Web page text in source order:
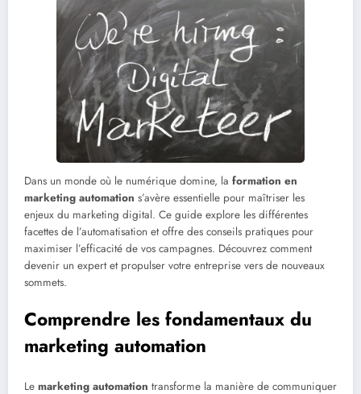
Dans un monde où le numérique domine, la formation en
marketing automation s’avère essentielle pour maîtriser les
enjeux du marketing digital. Ce guide explore les différentes
facettes de l’automatisation et offre des conseils pratiques pour
maximiser l’efficacité de vos campagnes. Découvrez comment
devenir un expert et propulser votre entreprise vers de nouveaux
sommets.
Comprendre les fondamentaux du
marketing automation
Le marketing automation transforme la manière de communiquer